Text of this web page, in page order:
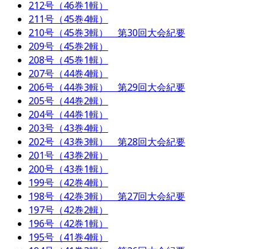
212号（46巻1輯）
211号（45巻4輯）
210号（45巻3輯） 第30回大会紀要
209号（45巻2輯）
208号（45巻1輯）
207号（44巻4輯）
206号（44巻3輯） 第29回大会紀要
205号（44巻2輯）
204号（44巻1輯）
203号（43巻4輯）
202号（43巻3輯） 第28回大会紀要
201号（43巻2輯）
200号（43巻1輯）
199号（42巻4輯）
198号（42巻3輯） 第27回大会紀要
197号（42巻2輯）
196号（42巻1輯）
195号（41巻4輯）